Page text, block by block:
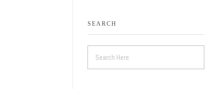
SEARCH